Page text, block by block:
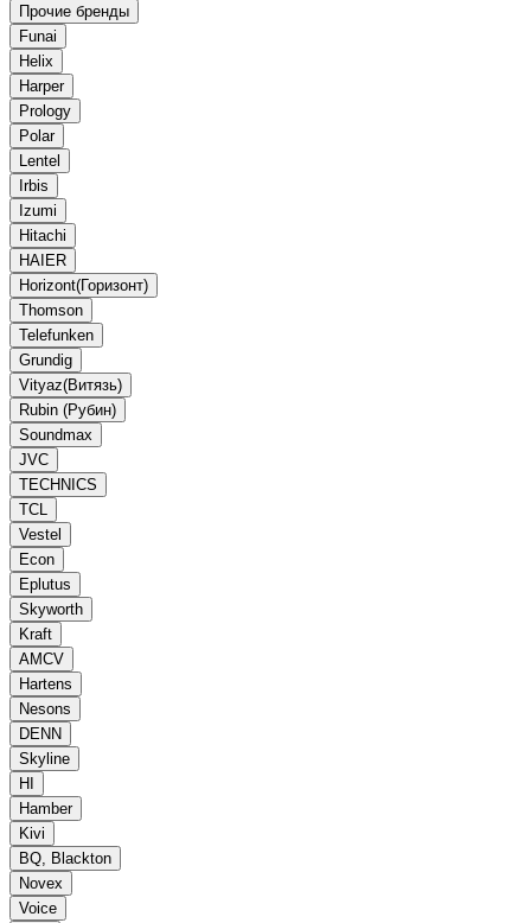
Прочие бренды
Funai
Helix
Harper
Prology
Polar
Lentel
Irbis
Izumi
Hitachi
HAIER
Horizont(Горизонт)
Thomson
Telefunken
Grundig
Vityaz(Витязь)
Rubin (Рубин)
Soundmax
JVC
TECHNICS
TCL
Vestel
Econ
Eplutus
Skyworth
Kraft
AMCV
Hartens
Nesons
DENN
Skyline
HI
Hamber
Kivi
BQ, Blackton
Novex
Voice